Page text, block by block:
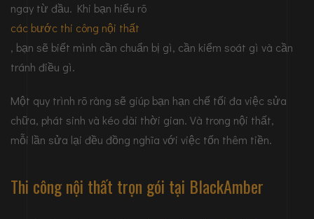
ngay từ đầu. Khi bạn hiểu rõ
các bước thi công nội thất
, bạn sẽ biết mình cần chuẩn bị gì, cần kiểm soát gì và cần
tránh điều gì.
Một quy trình rõ ràng sẽ giúp bạn hạn chế tối đa việc sửa
chữa, phát sinh và kéo dài thời gian. Và trong nội thất,
mỗi lần sửa lại đều đồng nghĩa với việc tốn thêm tiền.
Thi công nội thất trọn gói tại BlackAmber